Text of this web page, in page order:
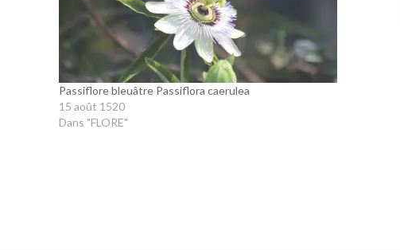
Passiflore bleuâtre Passiflora caerulea
15 août 1520
Dans "FLORE"